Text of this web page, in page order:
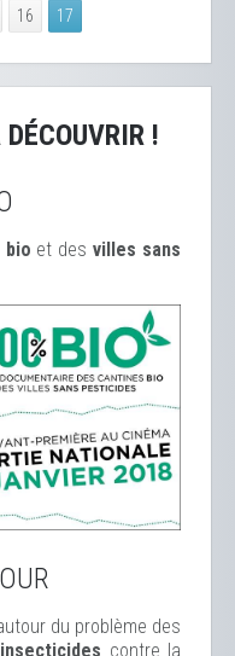
16 17
!
bio et desvilles sans
du problème des
contre la